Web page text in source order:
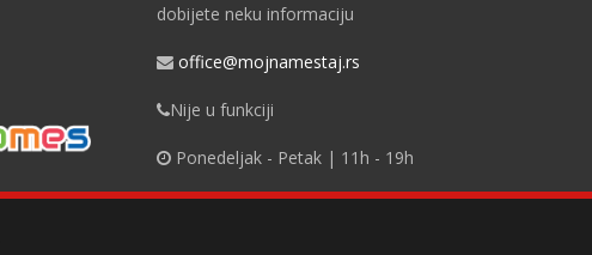
dobijete neku informaciju
office@mojnamestaj.rs
Nije u funkciji
Ponedeljak - Petak | 11h - 19h